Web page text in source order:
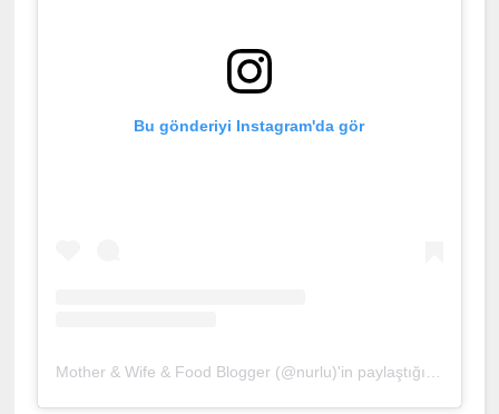
Bu gönderiyi Instagram'da gör